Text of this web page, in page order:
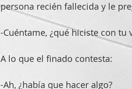
persona recién fallecida y le
-Cuéntame, ¿qué hiciste con tu
A lo que el finado contesta:
-Ah, ¿había que hacer algo?